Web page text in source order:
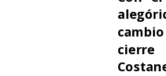
cierre